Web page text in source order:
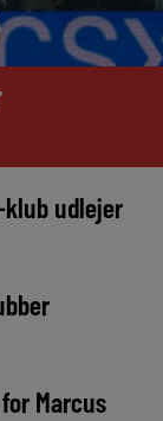
udlejer
Marcus